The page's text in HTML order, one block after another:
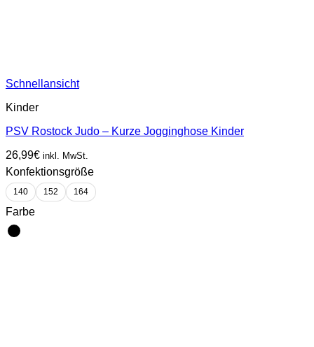
Schnellansicht
Kinder
PSV Rostock Judo – Kurze Jogginghose Kinder
26,99€ inkl. MwSt.
Konfektionsgröße
140 152 164
Farbe